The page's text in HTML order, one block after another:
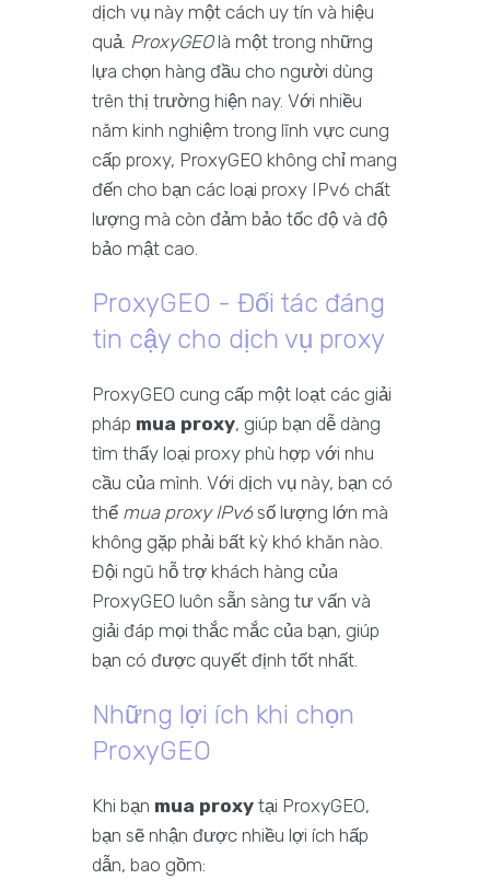
dịch vụ này một cách uy tín và hiệu
quả. ProxyGEOlà một trong những
lựa chọn hàng đầu cho người dùng
trên thị trường hiện nay. Với nhiều
năm kinh nghiệm trong lĩnh vực cung
cấp proxy, ProxyGEO không chỉ mang
đến cho bạn các loại proxy IPv6 chất
lượng mà còn đảm bảo tốc độ và độ
bảo mật cao.
ProxyGEO - Đối tác đáng
tin cậy cho dịch vụ proxy
ProxyGEO cung cấp một loạt các giải
pháp mua proxy, giúp bạn dễ dàng
tìm thấy loại proxy phù hợp với nhu
cầu của mình. Với dịch vụ này, bạn có
thể mua proxy IPv6số lượng lớn mà
không gặp phải bất kỳ khó khăn nào.
Đội ngũ hỗ trợ khách hàng của
ProxyGEO luôn sẵn sàng tư vấn và
giải đáp mọi thắc mắc của bạn, giúp
bạn có được quyết định tốt nhất.
Những lợi ích khi chọn
ProxyGEO
Khi bạn mua proxy tại ProxyGEO,
bạn sẽ nhận được nhiều lợi ích hấp
dẫn, bao gồm: